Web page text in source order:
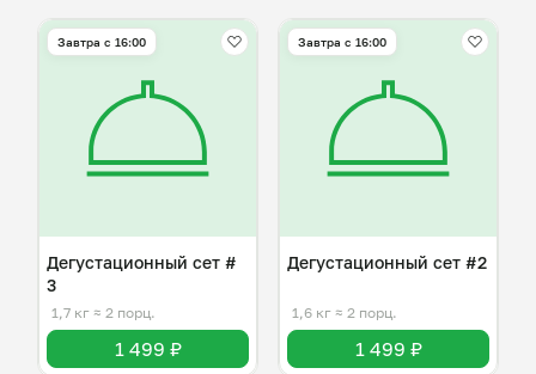
Завтра c 16:00
Дегустационный сет #
3
1,7 кг ≈ 2 порц.
1 499 ₽
Завтра c 16:00
Дегустационный сет #2
1,6 кг ≈ 2 порц.
1 499 ₽